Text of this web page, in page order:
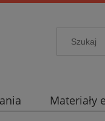
Materiały